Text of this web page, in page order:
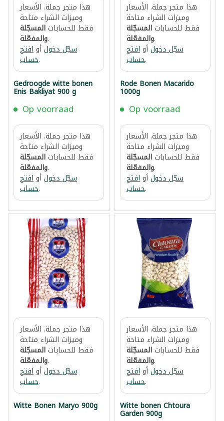
هذا متجر جملة. الأسعار
وميزات الشراء متاحة
فقط للحساباتالمسجّلة
والمفعّلة.
سجّل دخولأوافتح
حساب.
Gedroogde witte bonen
Enis Bakliyat 900 g
Op voorraad
هذا متجر جملة. الأسعار
وميزات الشراء متاحة
فقط للحساباتالمسجّلة
والمفعّلة.
سجّل دخولأوافتح
حساب.
هذا متجر جملة. الأسعار
وميزات الشراء متاحة
فقط للحساباتالمسجّلة
والمفعّلة.
سجّل دخولأوافتح
حساب.
Rode Bonen Macarido
1000g
Op voorraad
هذا متجر جملة. الأسعار
وميزات الشراء متاحة
فقط للحساباتالمسجّلة
والمفعّلة.
سجّل دخولأوافتح
حساب.
هذا متجر جملة. الأسعار
وميزات الشراء متاحة
فقط للحساباتالمسجّلة
والمفعّلة.
سجّل دخولأوافتح
حساب.
Witte Bonen Maryo 900g
هذا متجر جملة. الأسعار
وميزات الشراء متاحة
فقط للحساباتالمسجّلة
والمفعّلة.
سجّل دخولأوافتح
حساب.
Witte bonen Chtoura
Garden 900g